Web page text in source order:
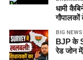
इसके अलावा उत्तरकाशी
संभावनाएं देखी जा रही
महिलाओं और
धामी
BIG NEWS
BJP के
रेड जोन